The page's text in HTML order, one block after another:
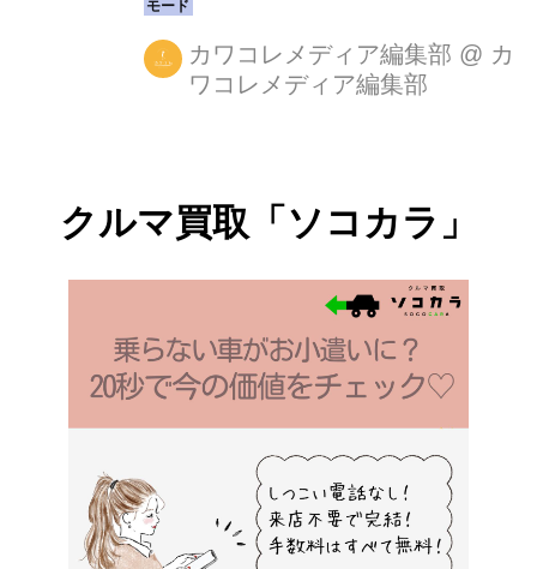
宿系ガールズバンド”「Silent Siren」
を表紙に迎え、話題の音楽総力特集
は、ニューアルバム「_genic」をリリ
ン「MiRu」公式サイト│MiRuClub ガ
サイト│MiRuClub ガールズスマホマガ
スト豪華出演の音楽特集＞ 最新号は、
2015年6月に、グループ初となるウェ
ディングソング「...
カワコレメディア編集部 @ カ
ワコレメディア編集部
クルマ買取「ソコカラ」